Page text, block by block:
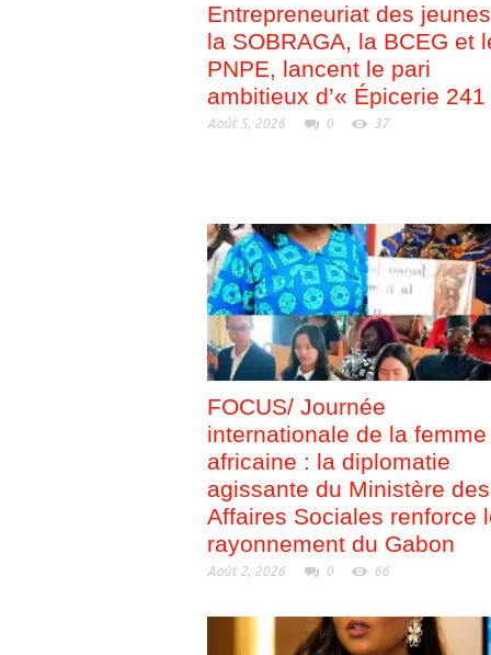
Entrepreneuriat des
la SOBRAGA, la BCEG et
PNPE, lancent le pari
ambitieux d’« Épicerie 241
Août 5, 2026 0 37
FOCUS/ Journée
internationale de la femme
africaine : la diplomatie
agissante du Ministère des
Affaires Sociales renforce
rayonnement du Gabon
Août 2, 2026 0 66